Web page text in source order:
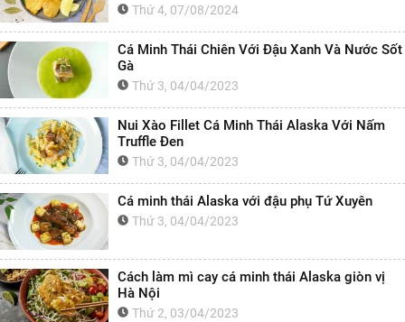
Thứ 4, 07/08/2024
Cá Minh Thái Chiên Với Đậu Xanh Và Nước Sốt
Gà
Thứ 3, 04/04/2023
Nui Xào Fillet Cá Minh Thái Alaska Với Nấm
Truffle Đen
Thứ 3, 04/04/2023
Cá minh thái Alaska với đậu phụ Tứ Xuyên
Thứ 3, 04/04/2023
Cách làm mì cay cá minh thái Alaska giòn vị
Hà Nội
Thứ 2, 03/04/2023